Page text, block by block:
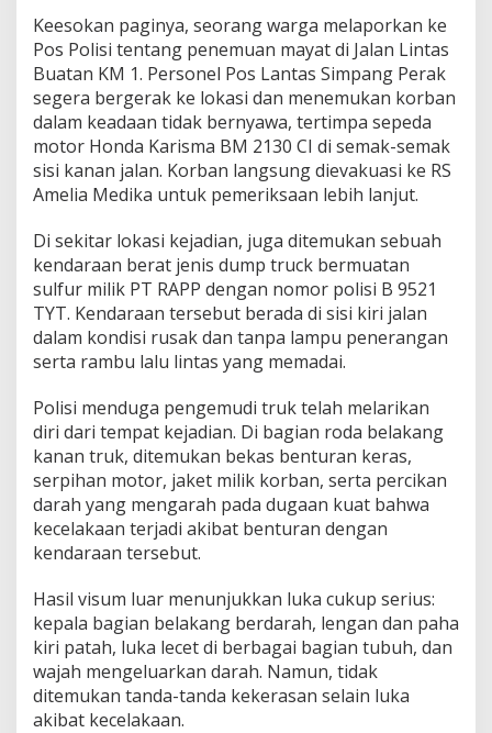
s
,
K
a
p
o
l
r
e
s
e
l
a
l
a
w
a
B
e
n
a
r
k
a
P
n
e
m
a
n
Keesokan paginya, seorang warga melaporkan ke
Pos Polisi tentang penemuan mayat di Jalan Lintas
Buatan KM 1. Personel Pos Lantas Simpang Perak
segera bergerak ke lokasi dan menemukan korban
dalam keadaan tidak bernyawa, tertimpa sepeda
motor Honda Karisma BM 2130 CI di semak-semak
sisi kanan jalan. Korban langsung dievakuasi ke RS
Amelia Medika untuk pemeriksaan lebih lanjut.
Di sekitar lokasi kejadian, juga ditemukan sebuah
kendaraan berat jenis dump truck bermuatan
sulfur milik PT RAPP dengan nomor polisi B 9521
TYT. Kendaraan tersebut berada di sisi kiri jalan
dalam kondisi rusak dan tanpa lampu penerangan
serta rambu lalu lintas yang memadai.
Polisi menduga pengemudi truk telah melarikan
diri dari tempat kejadian. Di bagian roda belakang
kanan truk, ditemukan bekas benturan keras,
serpihan motor, jaket milik korban, serta percikan
darah yang mengarah pada dugaan kuat bahwa
kecelakaan terjadi akibat benturan dengan
kendaraan tersebut.
Hasil visum luar menunjukkan luka cukup serius:
kepala bagian belakang berdarah, lengan dan paha
kiri patah, luka lecet di berbagai bagian tubuh, dan
wajah mengeluarkan darah. Namun, tidak
ditemukan tanda-tanda kekerasan selain luka
akibat kecelakaan.